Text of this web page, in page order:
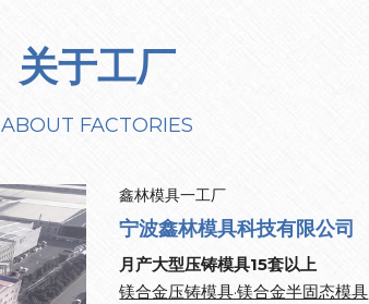
关于工厂
ABOUT FACTORIES
鑫林模具一工厂
宁波鑫林模具科技有限公司
月产大型压铸模具15套以上
镁合金压铸模具·镁合金半固态模具